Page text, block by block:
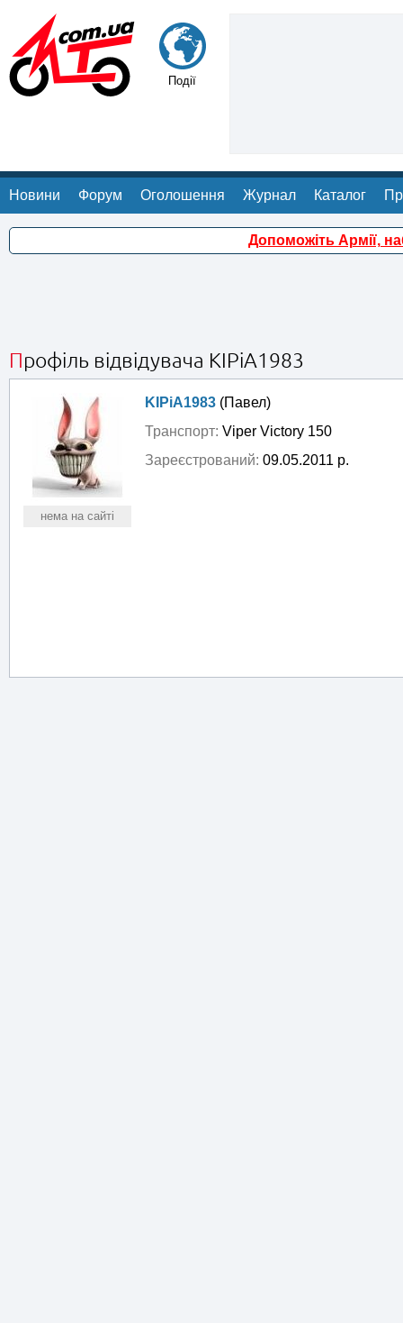
Події
Новини Форум Оголошення Журнал Каталог
Допоможіть Армії,
Профіль відвідувача KIPiA1983
нема на сайті
KIPiA1983 (Павел)
Транспорт: Viper Victory 150
Зареєстрований: 09.05.2011 р.